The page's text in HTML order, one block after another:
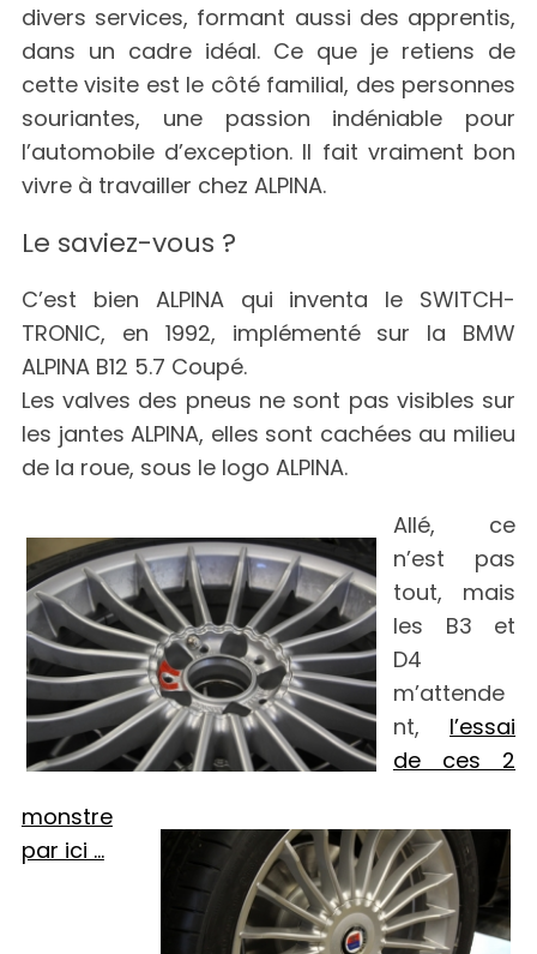
divers services, formant aussi des apprentis,
dans un cadre idéal. Ce que je retiens de
cette visite est le côté familial, des personnes
souriantes, une passion indéniable pour
l’automobile d’exception. Il fait vraiment bon
vivre à travailler chez ALPINA.
Le saviez-vous ?
C’est bien ALPINA qui inventa le SWITCH-
TRONIC, en 1992, implémenté sur la BMW
ALPINA B12 5.7 Coupé.
Les valves des pneus ne sont pas visibles sur
les jantes ALPINA, elles sont cachées au milieu
de la roue, sous le logo ALPINA.
Allé, ce
n’est pas
tout, mais
les B3 et
D4
m’attende
nt, l’essai
de ces 2
monstre
par ici …